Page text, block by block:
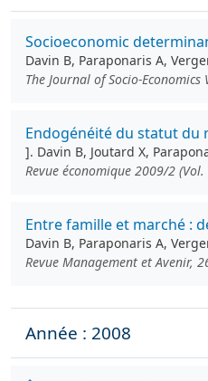
Socioeconomic
Davin B, Paraponaris A,
The Journal of Socio-
Endogénéité du statut du
]. Davin B, Joutard X,
Revue économique 2009/2
Entre famille et marché :
Davin B, Paraponaris A,
Revue Management et Avenir,
Année : 2008